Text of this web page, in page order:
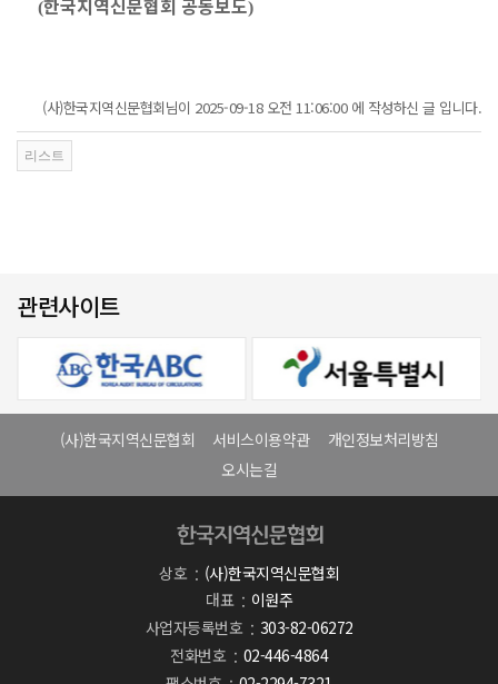
(한국지역신문협회 공동보도)
(사)한국지역신문협회님이 2025-09-18 오전 11:06:00 에 작성하신 글 입니다.
관련사이트
(사)한국지역신문협회 서비스이용약관
개인정보처리방침
오시는길
상호
(사)한국지역신문협회
대표
이원주
사업자등록번호
303-82-06272
전화번호
02-446-4864